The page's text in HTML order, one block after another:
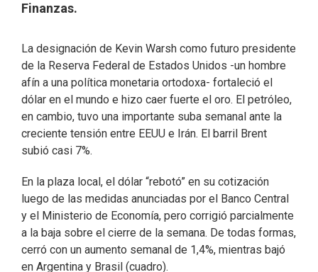
Finanzas.
La designación de Kevin Warsh como futuro presidente
de la Reserva Federal de Estados Unidos -un hombre
afín a una política monetaria ortodoxa- fortaleció el
dólar en el mundo e hizo caer fuerte el oro. El petróleo,
en cambio, tuvo una importante suba semanal ante la
creciente tensión entre EEUU e Irán. El barril Brent
subió casi 7%.
En la plaza local, el dólar “rebotó” en su cotización
luego de las medidas anunciadas por el Banco Central
y el Ministerio de Economía, pero corrigió parcialmente
a la baja sobre el cierre de la semana. De todas formas,
cerró con un aumento semanal de 1,4%, mientras bajó
en Argentina y Brasil (cuadro).